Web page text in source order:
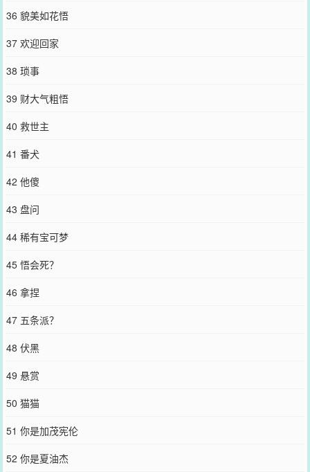
36 貌美如花悟
37 欢迎回家
38 琐事
39 财大气粗悟
40 救世主
41 番犬
42 他傻
43 盘问
44 稀有宝可梦
45 悟会死？
46 拿捏
47 五条派？
48 伏黑
49 悬赏
50 猫猫
51 你是加茂宪伦
52 你是夏油杰